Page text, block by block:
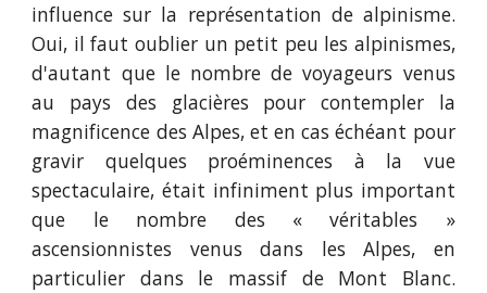
influence sur la représentation de alpinisme.
Oui, il faut oublier un petit peu les alpinismes,
d'autant que le nombre de voyageurs venus
au pays des glacières pour contempler la
magnificence des Alpes, et en cas échéant pour
gravir quelques proéminences à la vue
spectaculaire, était infiniment plus important
que le nombre des « véritables »
ascensionnistes venus dans les Alpes, en
particulier dans le massif de Mont Blanc.